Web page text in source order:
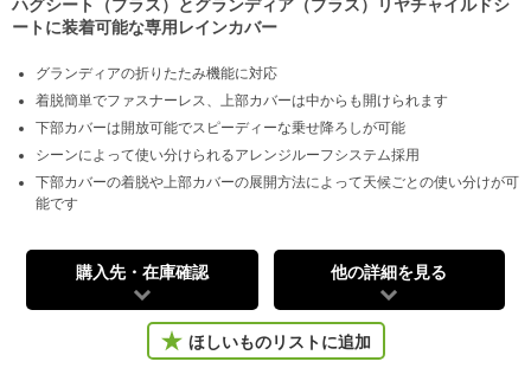
ハグシート（プラス）とグランディア（プラス）リヤチャイルドシ
ートに装着可能な専用レインカバー
グランディアの折りたたみ機能に対応
着脱簡単でファスナーレス、上部カバーは中からも開けられます
下部カバーは開放可能でスピーディーな乗せ降ろしが可能
シーンによって使い分けられるアレンジルーフシステム採用
下部カバーの着脱や上部カバーの展開方法によって天候ごとの使い分けが可
能です
購入先・在庫確認 他の詳細を見る
ほしいものリストに追加